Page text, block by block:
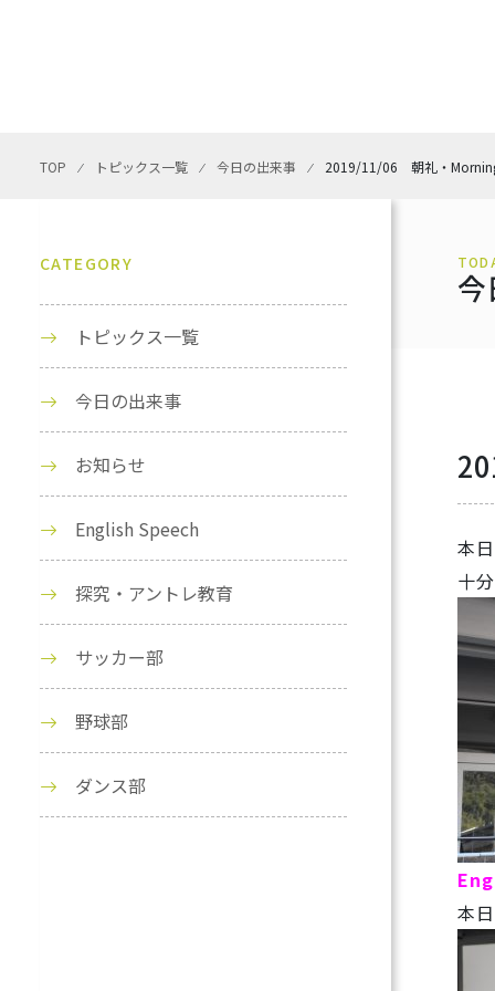
TOP ⁄ トピックス一覧 ⁄ 今日の出来事 ⁄ 2019/11/06 朝礼・
今
本
十
本
CATEGORY
トピックス一覧
今日の出来事
お知らせ
English Speech
探究・アントレ教育
サッカー部
野球部
ダンス部